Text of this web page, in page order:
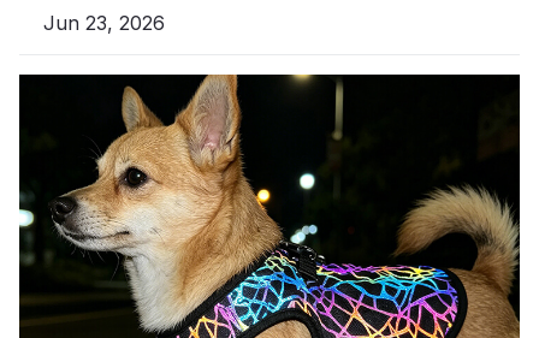
Jun 23, 2026